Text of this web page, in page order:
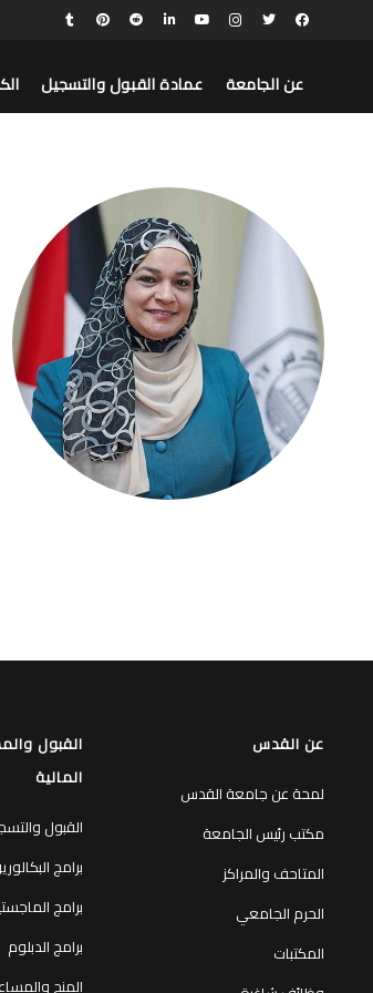
عن الجامعة عمادة القبول والتسجيل
عن القدس
لمحة عن جامعة القدس
مكتب رئيس الجامعة
المتاحف والمراكز
الحرم الجامعي
المكتبات
القبول
المالية
القبول
برامج
برامج
برامج الدبلوم
المنح